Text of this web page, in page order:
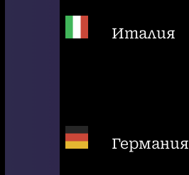
Италия
Германия